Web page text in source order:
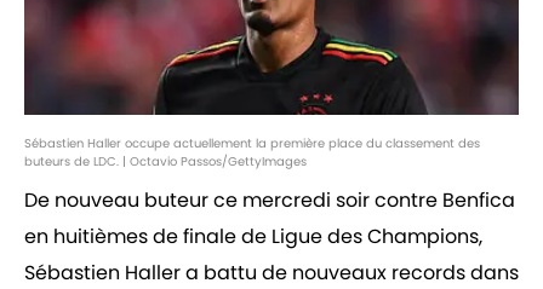
Sébastien Haller occupe actuellement la première place du classement des
buteurs de LDC. | Octavio Passos/GettyImages
De nouveau buteur ce mercredi soir contre Benfica
en huitièmes de finale de Ligue des Champions,
Sébastien Haller a battu de nouveaux records dans